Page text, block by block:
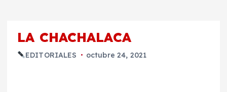
LA CHACHALACA
EDITORIALES octubre 24, 2021